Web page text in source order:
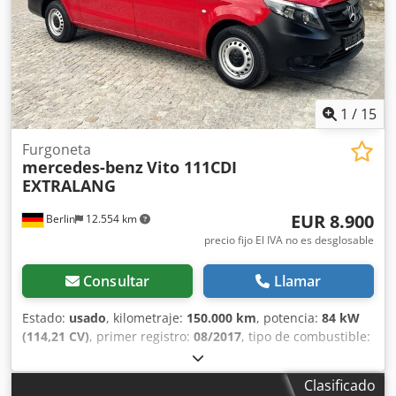
1 / 15
Berlin 12.554 km
Furgoneta
mercedes-benzVito 111CDI
EXTRALANG
EUR 8.900
precio fijo El IVA no es desglosable
Consultar Llamar
Estado: usado, kilometraje: 150.000 km, potencia: 84 kW
(114,21 CV), primer registro: 08/2017, tipo de combustible:
1.956 kg, peso total:
configuración de ejes:4x2, combustible:diésel, Emisiones
, consumo de combustible (urbano):8,2
Clasificado